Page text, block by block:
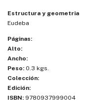
Estructura y geometria
Eudeba
Páginas:
Alto:
Ancho:
Peso: 0.3 kgs.
Colección:
Edición:
ISBN: 9780937999004